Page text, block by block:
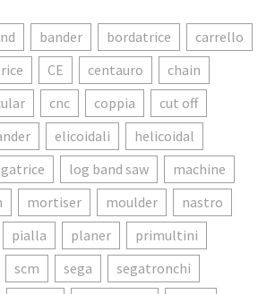
bander bordatrice
carrello
CE centauro
chain
cnc coppia
cut off
elicoidali
helicoidal
log band saw
machine
mortiser moulder
nastro
pialla planer
primultini
scm sega
segatronchi